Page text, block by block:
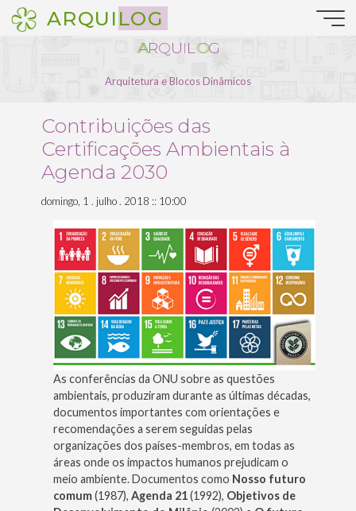
Pular
para
ARQUILOG
ARQUILOG
Arquitetura e Blocos Dinâmicos
Contribuições das
Certificações Ambientais à
Agenda 2030
domingo, 1 . julho . 2018 :: 10:00
As conferências da ONU sobre as questões
ambientais, produziram durante as últimas décadas,
documentos importantes com orientações e
recomendações a serem seguidas pelas
organizações dos países-membros, em todas as
áreas onde os impactos humanos prejudicam o
meio ambiente. Documentos como Nosso futuro
comum(1987), Agenda 21(1992), Objetivos de